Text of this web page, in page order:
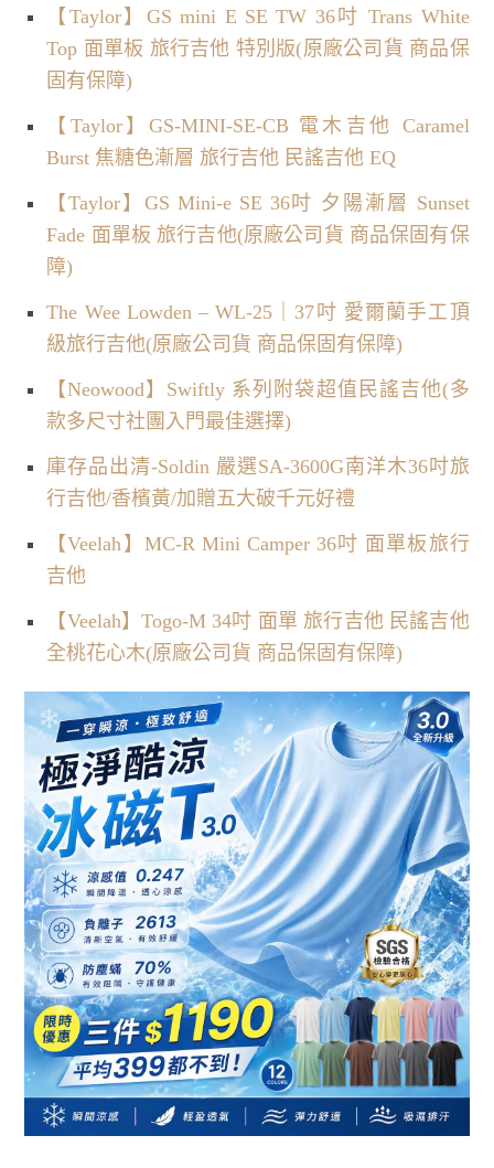
【Taylor】GS mini E SE TW 36吋 Trans White
Top 面單板 旅行吉他 特別版(原廠公司貨 商品保
固有保障)
【Taylor】GS-MINI-SE-CB 電木吉他 Caramel
Burst 焦糖色漸層 旅行吉他 民謠吉他 EQ
【Taylor】GS Mini-e SE 36吋 夕陽漸層 Sunset
Fade 面單板 旅行吉他(原廠公司貨 商品保固有保
障)
The Wee Lowden – WL-25｜37吋 愛爾蘭手工頂
級旅行吉他(原廠公司貨 商品保固有保障)
【Neowood】Swiftly 系列附袋超值民謠吉他(多
款多尺寸社團入門最佳選擇)
庫存品出清-Soldin 嚴選SA-3600G南洋木36吋旅
行吉他/香檳黃/加贈五大破千元好禮
【Veelah】MC-R Mini Camper 36吋 面單板旅行
吉他
【Veelah】Togo-M 34吋 面單 旅行吉他 民謠吉他
全桃花心木(原廠公司貨 商品保固有保障)